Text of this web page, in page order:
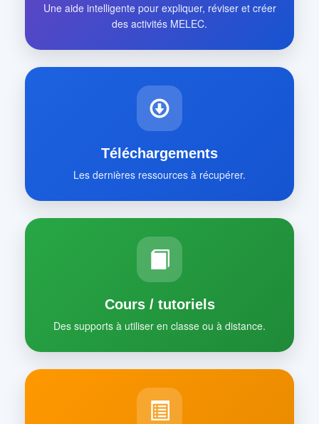
Une aide intelligente pour expliquer, réviser et créer
des activités MELEC.
Téléchargements
Les dernières ressources à récupérer.
Cours / tutoriels
Des supports à utiliser en classe ou à distance.